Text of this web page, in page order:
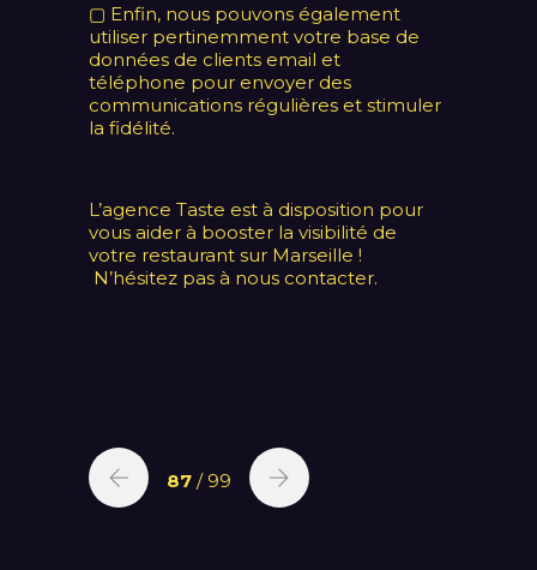
▢ Enfin, nous pouvons également
utiliser pertinemment votre base de
données de clients email et
téléphone pour envoyer des
communications régulières et stimuler
la fidélité.
L’agence Taste est à disposition pour
vous aider à booster la visibilité de
votre restaurant sur Marseille !
N’hésitez pas à nous contacter.
87 / 99